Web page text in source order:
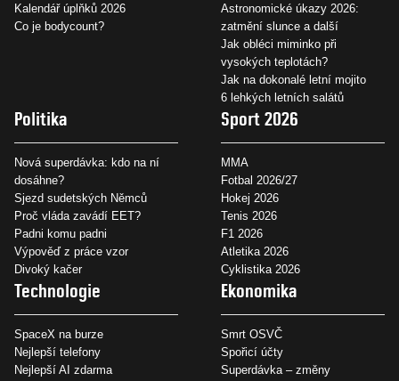
Kalendář úplňků 2026
Co je bodycount?
Astronomické úkazy 2026:
zatmění slunce a další
Jak obléci miminko při
vysokých teplotách?
Jak na dokonalé letní mojito
6 lehkých letních salátů
Politika
Nová superdávka: kdo na ní
dosáhne?
Sjezd sudetských Němců
Proč vláda zavádí EET?
Padni komu padni
Výpověď z práce vzor
Divoký kačer
Sport 2026
MMA
Fotbal 2026/27
Hokej 2026
Tenis 2026
F1 2026
Atletika 2026
Cyklistika 2026
Technologie
SpaceX na burze
Nejlepší telefony
Nejlepší AI zdarma
Ekonomika
Smrt OSVČ
Spořicí účty
Superdávka – změny